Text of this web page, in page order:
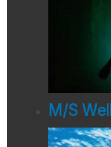
M/S